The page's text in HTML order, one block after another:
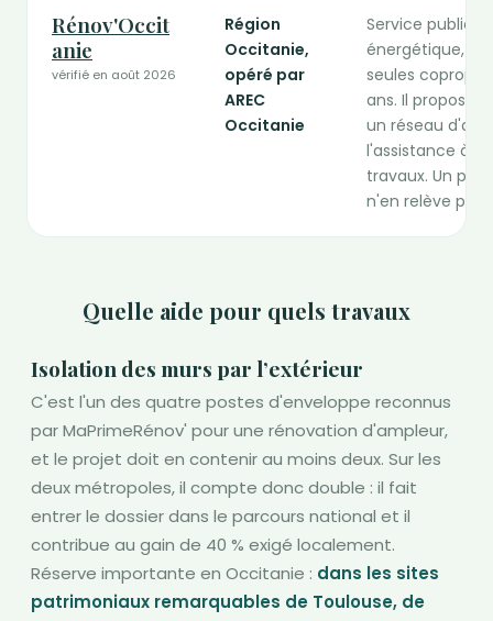
Rénov'Occit
anie
vérifié en août 2026
Région
Occitanie,
opéré par
AREC
Occitanie
Service public
énergétique,
seules
ans. Il propose
un réseau
l'assistance à
travaux. Un
n'en relève pas.
Quelle aide pour quels travaux
Isolation des murs par l’extérieur
C'est l'un des quatre postes d'enveloppe reconnus
par MaPrimeRénov' pour une rénovation d'ampleur,
et le projet doit en contenir au moins deux. Sur les
deux métropoles, il compte donc double : il fait
entrer le dossier dans le parcours national et il
contribue au gain de 40 % exigé localement.
Réserve importante en Occitanie : dans les sites
patrimoniaux remarquables de Toulouse, de